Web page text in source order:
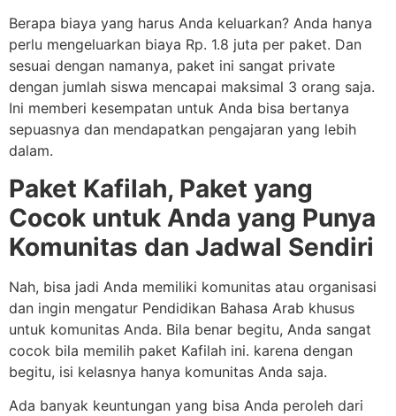
Berapa biaya yang harus Anda keluarkan? Anda hanya
perlu mengeluarkan biaya Rp. 1.8 juta per paket. Dan
sesuai dengan namanya, paket ini sangat private
dengan jumlah siswa mencapai maksimal 3 orang saja.
Ini memberi kesempatan untuk Anda bisa bertanya
sepuasnya dan mendapatkan pengajaran yang lebih
dalam.
Paket Kafilah, Paket yang
Cocok untuk Anda yang Punya
Komunitas dan Jadwal Sendiri
Nah, bisa jadi Anda memiliki komunitas atau organisasi
dan ingin mengatur Pendidikan Bahasa Arab khusus
untuk komunitas Anda. Bila benar begitu, Anda sangat
cocok bila memilih paket Kafilah ini. karena dengan
begitu, isi kelasnya hanya komunitas Anda saja.
Ada banyak keuntungan yang bisa Anda peroleh dari